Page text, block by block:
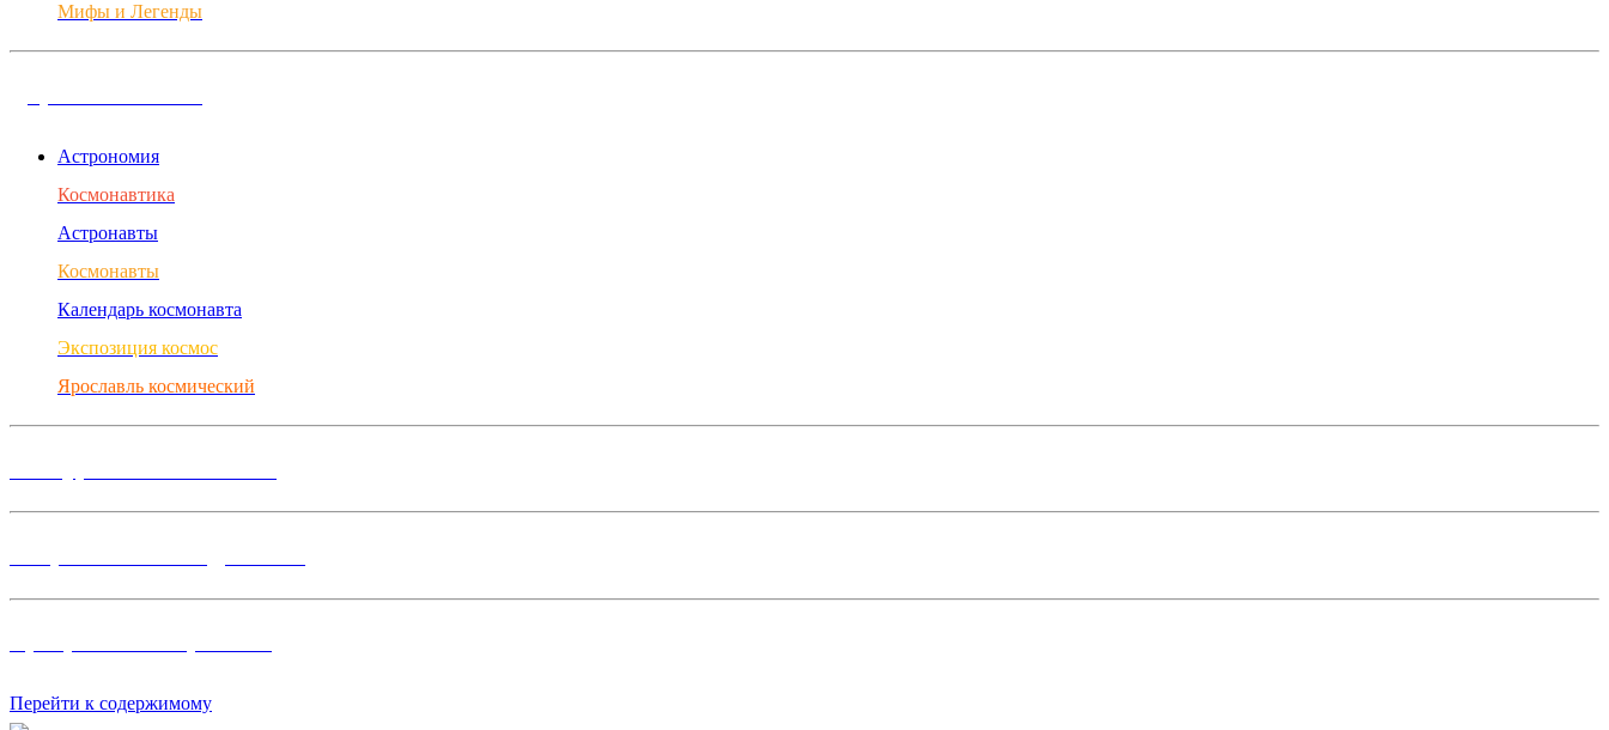
Мифы и Легенды
Астрономия
Космонавтика
Астронавты
Космонавты
Календарь космонавта
Экспозиция космос
Ярославль космический
Перейти к содержимому